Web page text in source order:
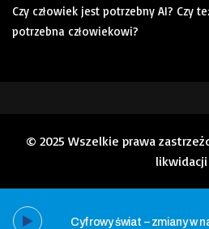
Czy człowiek jest potrzebny AI? Czy
potrzebna człowiekowi?
© 2025 Wszelkie prawa
likwidacji